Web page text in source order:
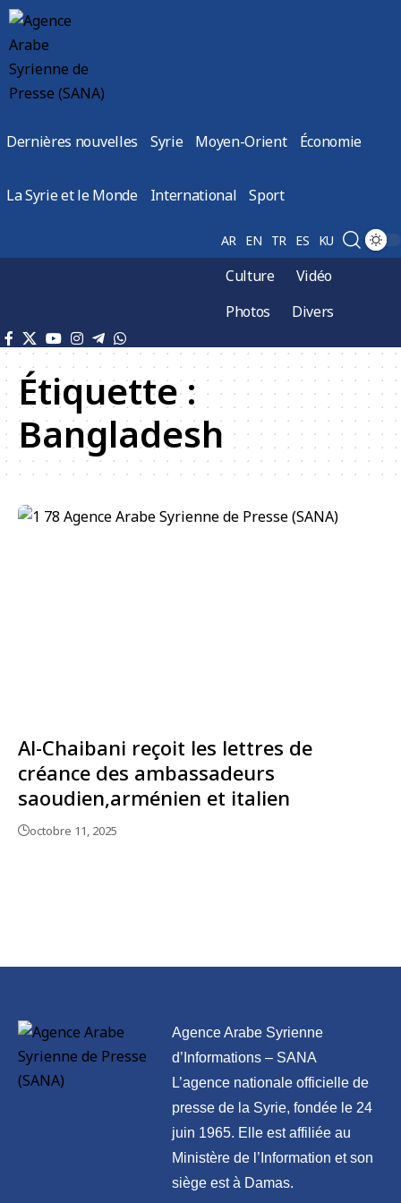
Dernières nouvelles Syrie Moyen-Orient Économie
La Syrie et le Monde International Sport
AR EN TR ES KU
Culture
Vidéo
Photos
Divers
Étiquette :
Bangladesh
Al-Chaibani reçoit les lettres de
créance des ambassadeurs
saoudien,arménien et italien
octobre 11, 2025
Agence Arabe Syrienne
d’Informations – SANA
L’agence nationale officielle de
presse de la Syrie, fondée le 24
juin 1965. Elle est affiliée au
Ministère de l’Information et son
siège est à Damas.